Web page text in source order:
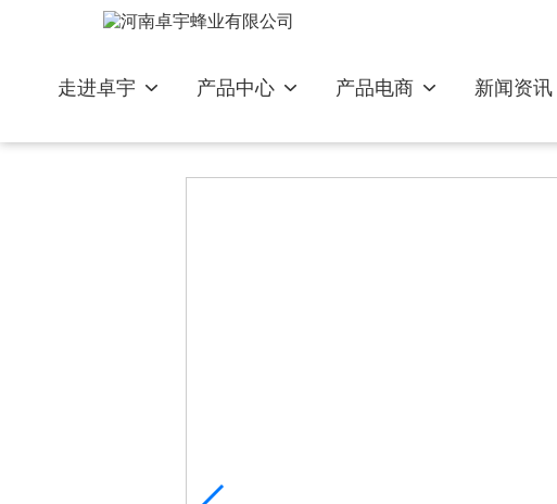
走进卓宇
产品中心 产品电商 新闻资讯